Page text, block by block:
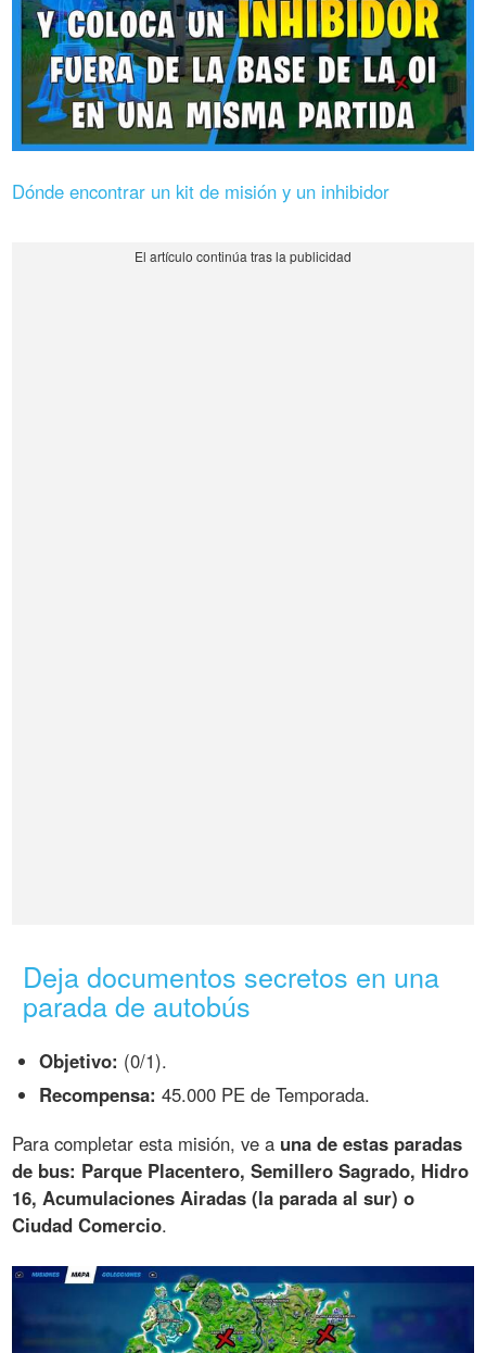
Dónde encontrar un kit de misión y un inhibidor
Deja documentos secretos en una
parada de autobús
Objetivo: (0/1).
Recompensa: 45.000 PE de Temporada.
Para completar esta misión, ve a una de estas paradas
de bus: Parque Placentero, Semillero Sagrado, Hidro
16, Acumulaciones Airadas (la parada al sur) o
Ciudad Comercio.